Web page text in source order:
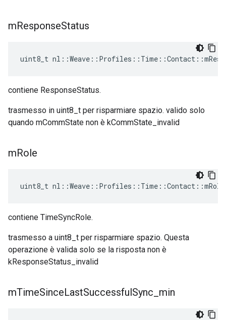
mResponseStatus
uint8_t
contiene ResponseStatus.
trasmesso in uint8_t per risparmiare spazio. valido solo
quando mCommState non è kCommState_invalid
mRole
uint8_t nl::Weave::Profiles::Time::Contact::mRole
contiene TimeSyncRole.
trasmesso a uint8_t per risparmiare spazio. Questa
operazione è valida solo se la risposta non è
kResponseStatus_invalid
mTimeSinceLastSuccessfulSync min